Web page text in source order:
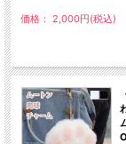
価格： 2,000円(税込)